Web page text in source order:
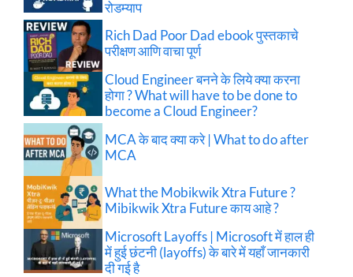
रोडम्याप
Rich Dad Poor Dad ebook पुस्तकाचे
परीक्षण आणि वाचा पूर्ण
Cloud Engineer बनने के लिये क्या करना
होगा ? What will have to be done to
become a Cloud Engineer?
MCA के बाद क्या करे | What to do after
MCA
What the Mobikwik Xtra Future ?
Mibikwik Xtra Future काय आहे ?
Microsoft Layoffs | Microsoft में हाल ही
में हुई छंटनी (layoffs) के बारे में यहाँ जानकारी
दी गई है